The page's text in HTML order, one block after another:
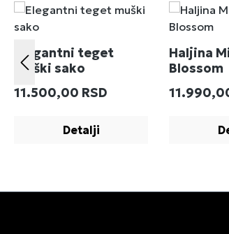
Elegantni teget
muški sako
Redovna cena:
11.500,00 RSD
Detalji
Haljina
Blossom
Redovna